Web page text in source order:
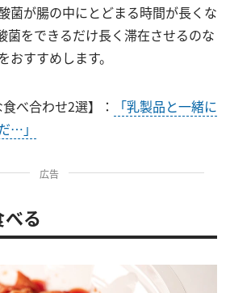
菌が腸の中にとどまる時間が長くな
菌をできるだけ長く滞在させるのな
おすすめします。
べ合わせ2選】：
「乳製品と一緒に
…」
広告
る